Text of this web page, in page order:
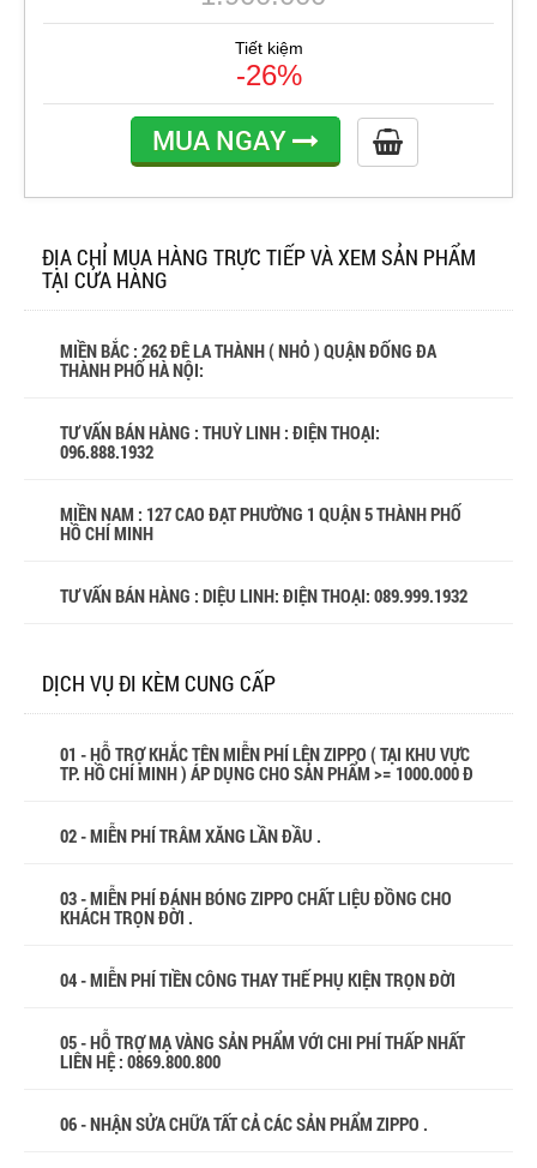
Tiết kiệm
-26%
MUA NGAY
ĐỊA CHỈ MUA HÀNG TRỰC TIẾP VÀ XEM SẢN PHẨM
TẠI CỬA HÀNG
MIỀN BẮC : 262 ĐÊ LA THÀNH ( NHỎ ) QUẬN ĐỐNG ĐA
THÀNH PHỐ HÀ NỘI:
TƯ VẤN BÁN HÀNG : THUỲ LINH : ĐIỆN THOẠI:
096.888.1932
MIỀN NAM : 127 CAO ĐẠT PHƯỜNG 1 QUẬN 5 THÀNH PHỐ
HỒ CHÍ MINH
TƯ VẤN BÁN HÀNG : DIỆU LINH: ĐIỆN THOẠI: 089.999.1932
DỊCH VỤ ĐI KÈM CUNG CẤP
01 - HỖ TRỢ KHẮC TÊN MIỄN PHÍ LÊN ZIPPO ( TẠI KHU VỰC
TP. HỒ CHÍ MINH ) ÁP DỤNG CHO SẢN PHẨM >= 1000.000 Đ
02 - MIỄN PHÍ TRÂM XĂNG LẦN ĐẦU .
03 - MIỄN PHÍ ĐÁNH BÓNG ZIPPO CHẤT LIỆU ĐỒNG CHO
KHÁCH TRỌN ĐỜI .
04 - MIỄN PHÍ TIỀN CÔNG THAY THẾ PHỤ KIỆN TRỌN ĐỜI
05 - HỖ TRỢ MẠ VÀNG SẢN PHẨM VỚI CHI PHÍ THẤP NHẤT
LIÊN HỆ : 0869.800.800
06 - NHẬN SỬA CHỮA TẤT CẢ CÁC SẢN PHẨM ZIPPO .